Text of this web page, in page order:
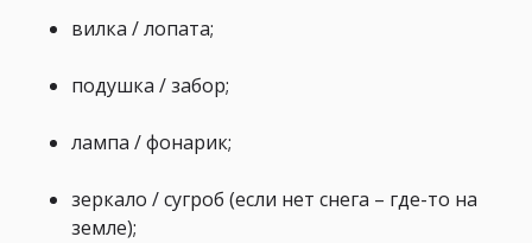
вилка / лопата;
подушка / забор;
лампа / фонарик;
зеркало / сугроб (если нет снега – где-то на
земле);